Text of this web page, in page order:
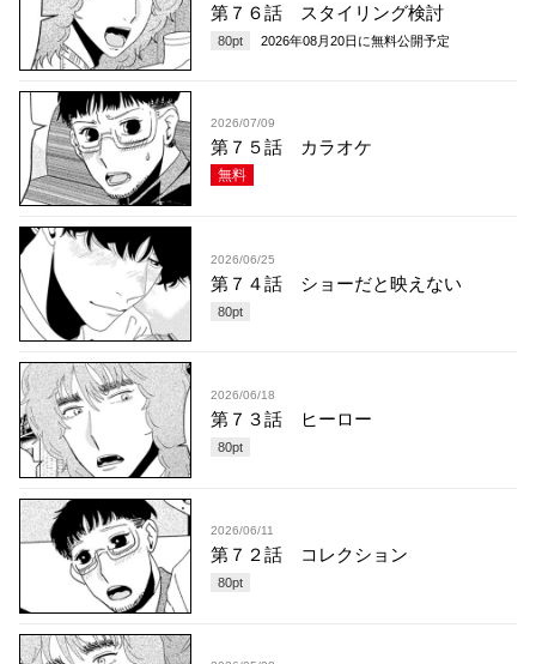
第７６話 スタイリング検討
80pt 2026年08月20日 に無料公開予定
2026/07/09
第７５話 カラオケ
無料
2026/06/25
第７４話 ショーだと映えない
80pt
2026/06/18
第７３話 ヒーロー
80pt
2026/06/11
第７２話 コレクション
80pt